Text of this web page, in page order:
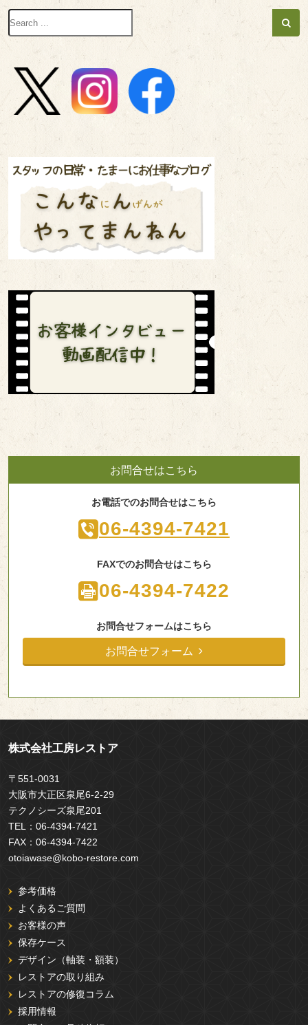
お問合せはこちら
お電話でのお問合せはこちら
06-4394-7421
FAXでのお問合せはこちら
06-4394-7422
お問合せフォームはこちら
お問合せフォーム
株式会社工房レストア
〒551-0031
大阪市大正区泉尾6-2-29
テクノシーズ泉尾201
TEL： 06-4394-7421
FAX： 06-4394-7422
otoiawase@kobo-restore.com
参考価格
よくあるご質問
お客様の声
保存ケース
デザイン（軸装・額装）
レストアの取り組み
レストアの修復コラム
採用情報